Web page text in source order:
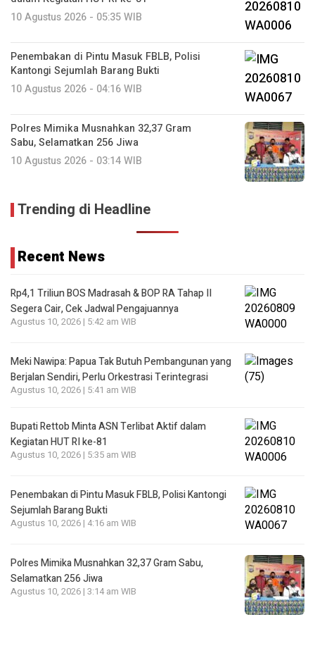
10 Agustus 2026 - 05:35 WIB
Penembakan di Pintu Masuk FBLB, Polisi
Kantongi Sejumlah Barang Bukti
10 Agustus 2026 - 04:16 WIB
Polres Mimika Musnahkan 32,37 Gram
Sabu, Selamatkan 256 Jiwa
10 Agustus 2026 - 03:14 WIB
Trending di Headline
Recent News
Rp4,1 Triliun BOS Madrasah & BOP RA Tahap II
Segera Cair, Cek Jadwal Pengajuannya
Agustus 10, 2026 | 5:42 am WIB
Meki Nawipa: Papua Tak Butuh Pembangunan yang
Berjalan Sendiri, Perlu Orkestrasi Terintegrasi
Agustus 10, 2026 | 5:41 am WIB
Bupati Rettob Minta ASN Terlibat Aktif dalam
Kegiatan HUT RI ke-81
Agustus 10, 2026 | 5:35 am WIB
Penembakan di Pintu Masuk FBLB, Polisi Kantongi
Sejumlah Barang Bukti
Agustus 10, 2026 | 4:16 am WIB
Polres Mimika Musnahkan 32,37 Gram Sabu,
Selamatkan 256 Jiwa
Agustus 10, 2026 | 3:14 am WIB